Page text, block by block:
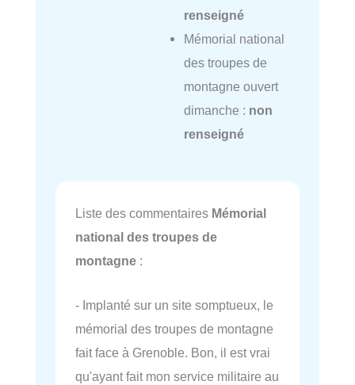
renseigné
Mémorial national
des troupes de
montagne ouvert
dimanche : non
renseigné
Liste des commentaires Mémorial
national des troupes de
montagne :
- Implanté sur un site somptueux, le
mémorial des troupes de montagne
fait face à Grenoble. Bon, il est vrai
qu'ayant fait mon service militaire au